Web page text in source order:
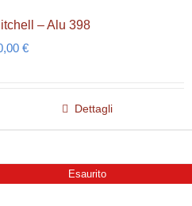
– Alu 398
€
Dettagli
Esaurito